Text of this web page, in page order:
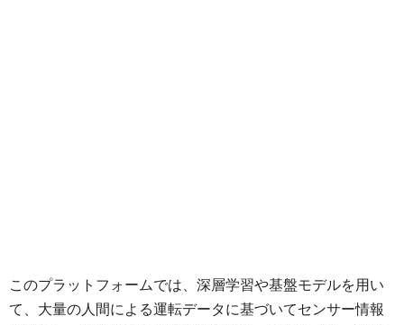
このプラットフォームでは、深層学習や基盤モデルを用い
て、大量の人間による運転データに基づいてセンサー情報